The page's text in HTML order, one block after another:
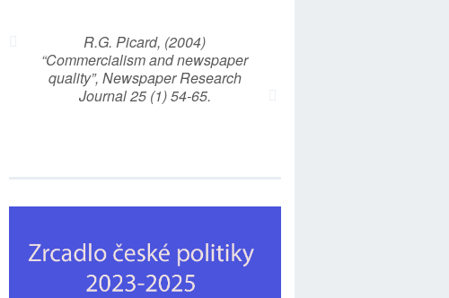
R.G. Picard, (2004)
“Commercialism and newspaper
quality”, Newspaper Research
Journal 25 (1) 54-65.